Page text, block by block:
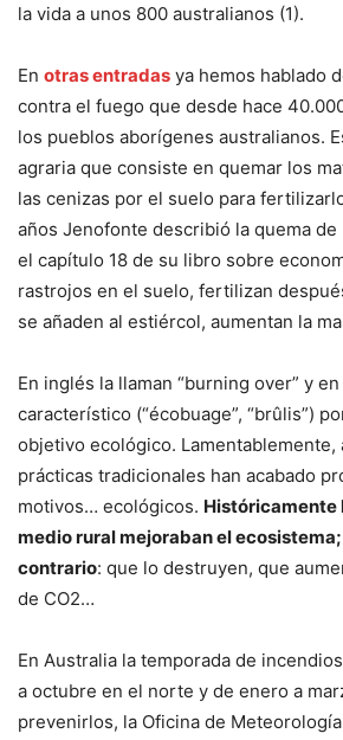
la vida a unos 800 australianos (1).
En otras entradas ya hemos hablado
contra el fuego que desde hace
los pueblos aborígenes australianos.
agraria que consiste en quemar los
las cenizas por el suelo para
años Jenofonte describió la quema
el capítulo 18 de su libro sobre
rastrojos en el suelo, fertilizan
se añaden al estiércol, aumentan la
En inglés la llaman “burning over” y
característico (“écobuage”, “brûlis”)
objetivo ecológico. Lamentablemente,
prácticas tradicionales han acabado
motivos… ecológicos. Históricamente
medio rural mejoraban el
contrario: que lo destruyen, que
de CO2…
En Australia la temporada de
a octubre en el norte y de enero a
prevenirlos, la Oficina de